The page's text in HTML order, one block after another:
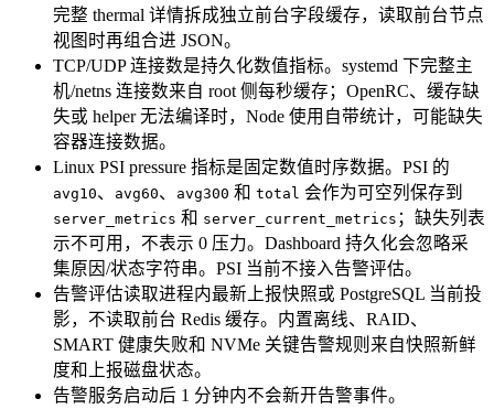
完整 thermal 详情拆成独立前台字段缓存，读取前台节点
视图时再组合进 JSON。
TCP/UDP 连接数是持久化数值指标。systemd 下完整主
机/netns 连接数来自 root 侧每秒缓存；OpenRC、缓存缺
失或 helper 无法编译时，Node 使用自带统计，可能缺失
容器连接数据。
Linux PSI pressure 指标是固定数值时序数据。PSI 的
avg10、 avg60、 avg300 和 total 会作为可空列保存到
server_metrics 和 server_current_metrics ；缺失列表
示不可用，不表示 0 压力。Dashboard 持久化会忽略采
集原因/状态字符串。PSI 当前不接入告警评估。
告警评估读取进程内最新上报快照或 PostgreSQL 当前投
影，不读取前台 Redis 缓存。内置离线、RAID、
SMART 健康失败和 NVMe 关键告警规则来自快照新鲜
度和上报磁盘状态。
告警服务启动后 1 分钟内不会新开告警事件。